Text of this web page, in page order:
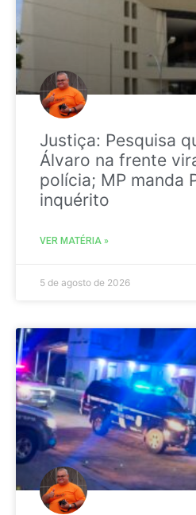
Justiça: Pesquisa
Álvaro na frente
polícia; MP manda
inquérito
VER MATÉRIA »
5 de agosto de 2026